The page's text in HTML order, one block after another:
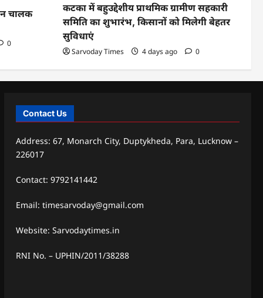
चालक
0
कटका में बहुउद्देशीय प्राथमिक ग्रामीण सहकारी
समिति का शुभारंभ, किसानों को मिलेगी बेहतर
सुविधाएं
Sarvoday Times 4 days ago 0
Contact Us
Address: 67, Monarch City, Duptykheda, Para, Lucknow –
226017
Contact: 9792141442
Email: timesarvoday@gmail.com
Website: Sarvodaytimes.in
RNI No. – UPHIN/2011/38288